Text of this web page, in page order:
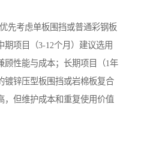
先考虑单板围挡或普通彩钢板
期项目（3-12个月）建议选用
顾性能与成本；长期项目（1年
镀锌压型板围挡或岩棉板复合
，但维护成本和重复使用价值